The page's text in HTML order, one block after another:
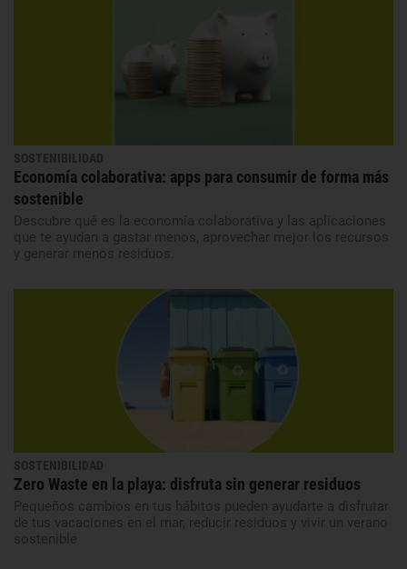
SOSTENIBILIDAD
Economía colaborativa: apps para consumir de forma más
sostenible
Descubre qué es la economía colaborativa y las aplicaciones
que te ayudan a gastar menos, aprovechar mejor los recursos
y generar menos residuos.
SOSTENIBILIDAD
Zero Waste en la playa: disfruta sin generar residuos
Pequeños cambios en tus hábitos pueden ayudarte a disfrutar
de tus vacaciones en el mar, reducir residuos y vivir un verano
sostenible